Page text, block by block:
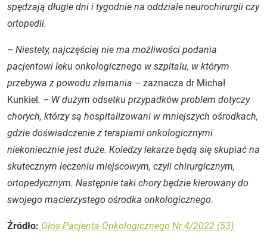
spędzają długie dni i tygodnie na oddziale neurochirurgii czy
ortopedii.
– Niestety, najczęściej nie ma możliwości podania
pacjentowi leku onkologicznego w szpitalu, w którym
przebywa z powodu złamania – zaznacza dr Michał
Kunkiel. – W dużym odsetku przypadków problem dotyczy
chorych, którzy są hospitalizowani w mniejszych ośrodkach,
gdzie doświadczenie z terapiami onkologicznymi
niekoniecznie jest duże. Koledzy lekarze będą się skupiać na
skutecznym leczeniu miejscowym, czyli chirurgicznym,
ortopedycznym. Następnie taki chory będzie kierowany do
swojego macierzystego ośrodka onkologicznego.
Źródło: Głos Pacjenta Onkologicznego Nr 4/2022 (53)